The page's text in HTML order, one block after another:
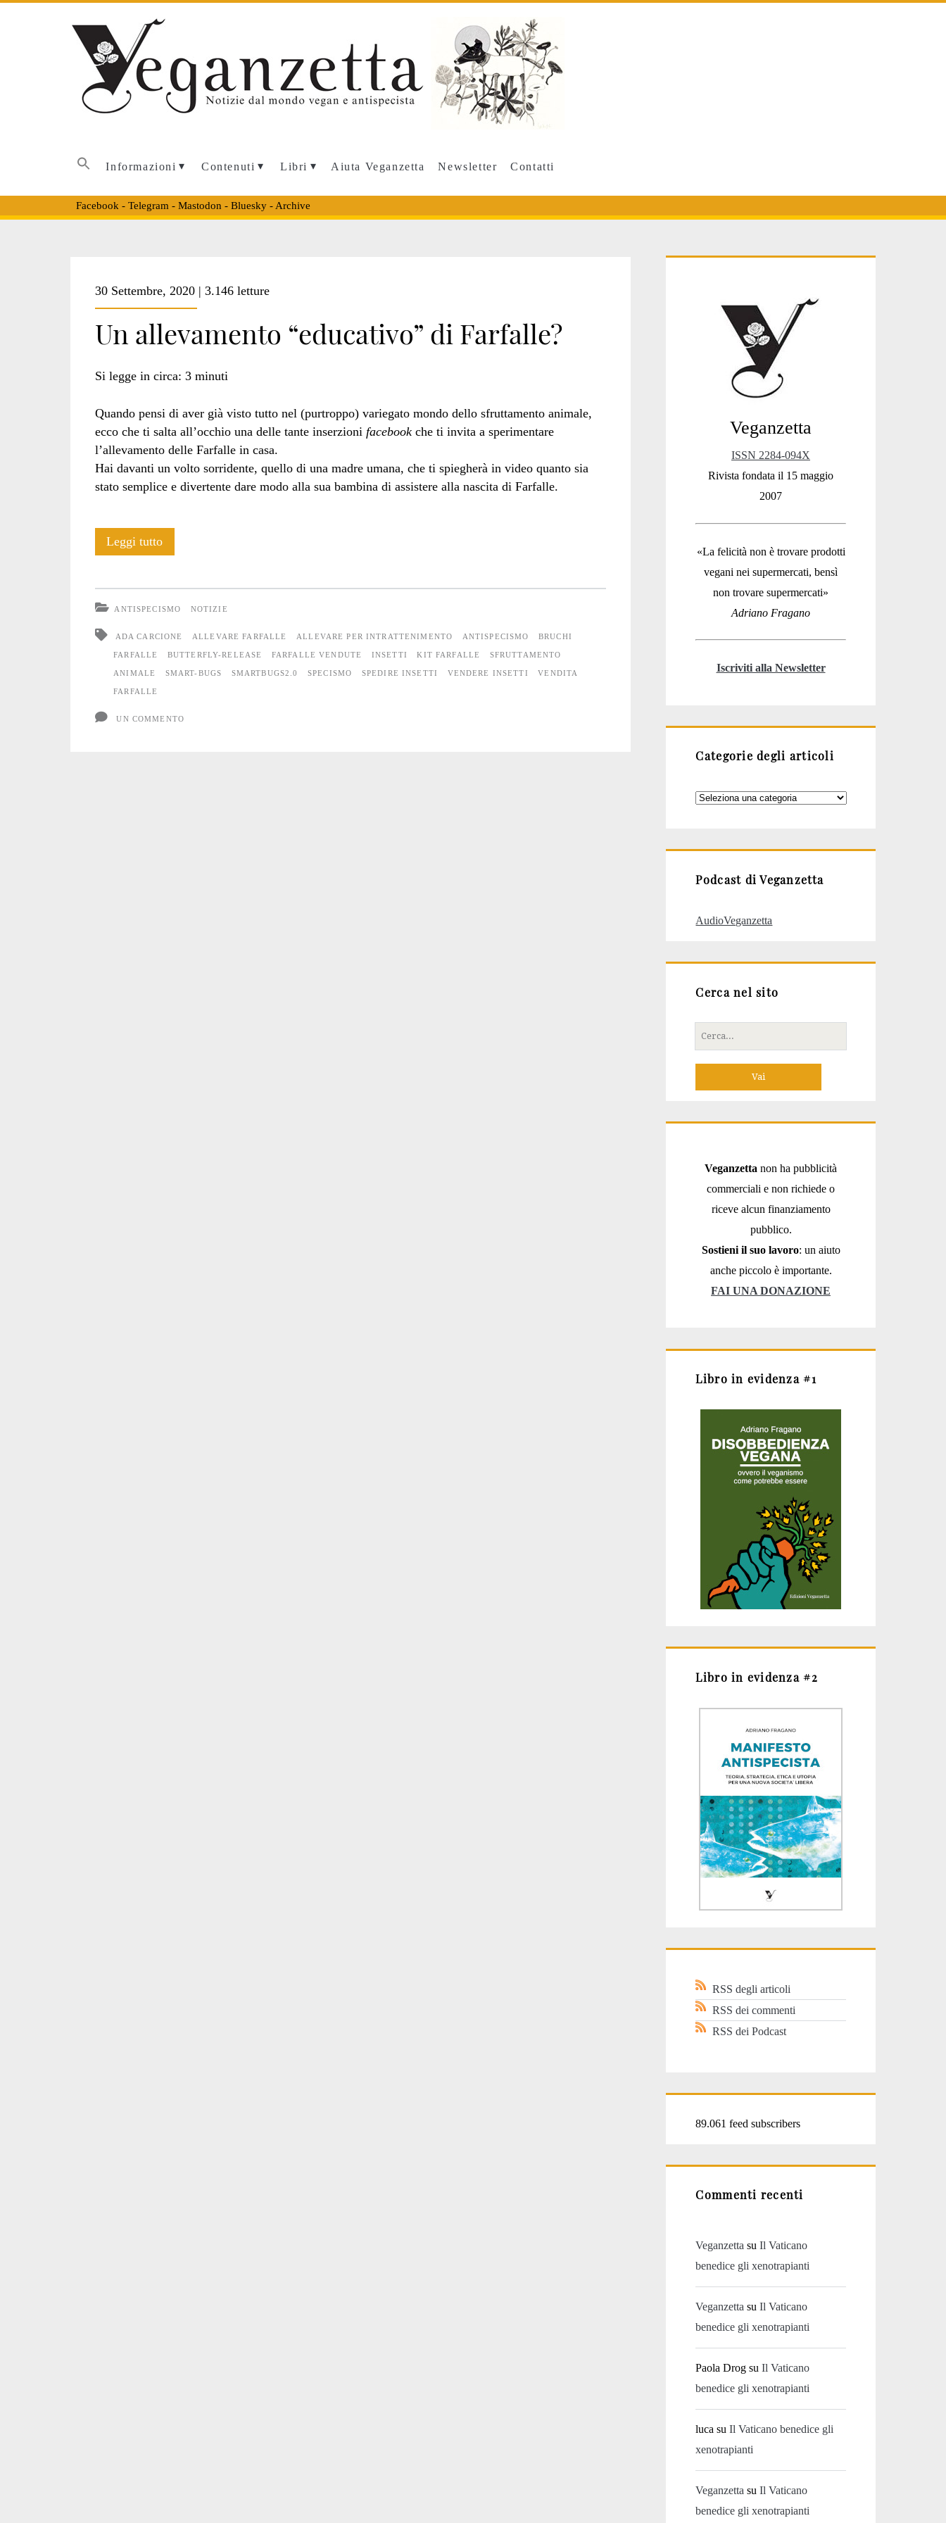
Informazioni Contenuti Libri Aiuta Veganzetta Newsletter Contatti
Facebook - Telegram - Mastodon - Bluesky- Archive
<span>vendere
insetti</span>
30 Settembre, 2020 | 3.146 letture
Un allevamento “educativo” di Farfalle?
Si legge in circa: 3 minuti
Quando pensi di aver già visto tutto nel (purtroppo) variegato mondo dello sfruttamento animale,
ecco che ti salta all’occhio una delle tante inserzioni facebookche ti invita a sperimentare
l’allevamento delle Farfalle in casa.
Hai davanti un volto sorridente, quello di una madre umana, che ti spiegherà in video quanto sia
stato semplice e divertente dare modo alla sua bambina di assistere alla nascita di Farfalle.
Leggi tuttoUn
Farfalle?
ANTISPECISMO NOTIZIE
ADA CARCIONE ALLEVARE FARFALLE ALLEVARE PER INTRATTENIMENTO ANTISPECISMO BRUCHI
FARFALLE BUTTERFLY-RELEASE FARFALLE VENDUTE INSETTI KIT FARFALLE SFRUTTAMENTO
ANIMALE SMART-BUGS SMARTBUGS2.0 SPECISMO SPEDIRE INSETTI VENDERE INSETTI VENDITA
FARFALLE
UN COMMENTO
Sidebar
Veganzetta
ISSN 2284-094X
Rivista fondata il 15 maggio
2007
«La felicità non è trovare prodotti
vegani nei supermercati, bensì
non trovare supermercati»
Adriano Fragano
Iscriviti alla Newsletter
Categorie degli articoli
Categorie
Podcast di Veganzetta
AudioVeganzetta
Cerca nel sito
Cerca
per:
Veganzetta non ha pubblicità
commerciali e non richiede o
riceve alcun finanziamento
pubblico.
Sostieni il suo lavoro: un aiuto
anche piccolo è importante.
FAI UNA DONAZIONE
Libro in evidenza #1
Libro in evidenza #2
RSS degli articoli
RSS dei commenti
RSS dei Podcast
89.061 feed subscribers
Commenti recenti
Veganzetta suIl Vaticano
benedice gli xenotrapianti
Veganzetta suIl Vaticano
benedice gli xenotrapianti
Paola Drog suIl Vaticano
benedice gli xenotrapianti
luca suIl Vaticano benedice gli
xenotrapianti
Veganzetta suIl Vaticano
benedice gli xenotrapianti